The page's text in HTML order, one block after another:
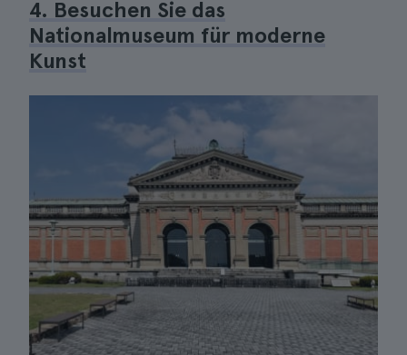
4. Besuchen Sie das
Nationalmuseum für moderne
Kunst